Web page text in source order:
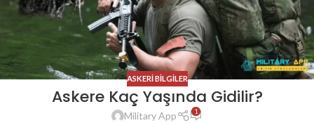
ASKERI BILGILER
Askere Kaç Yaşında Gidilir?
Military App 1